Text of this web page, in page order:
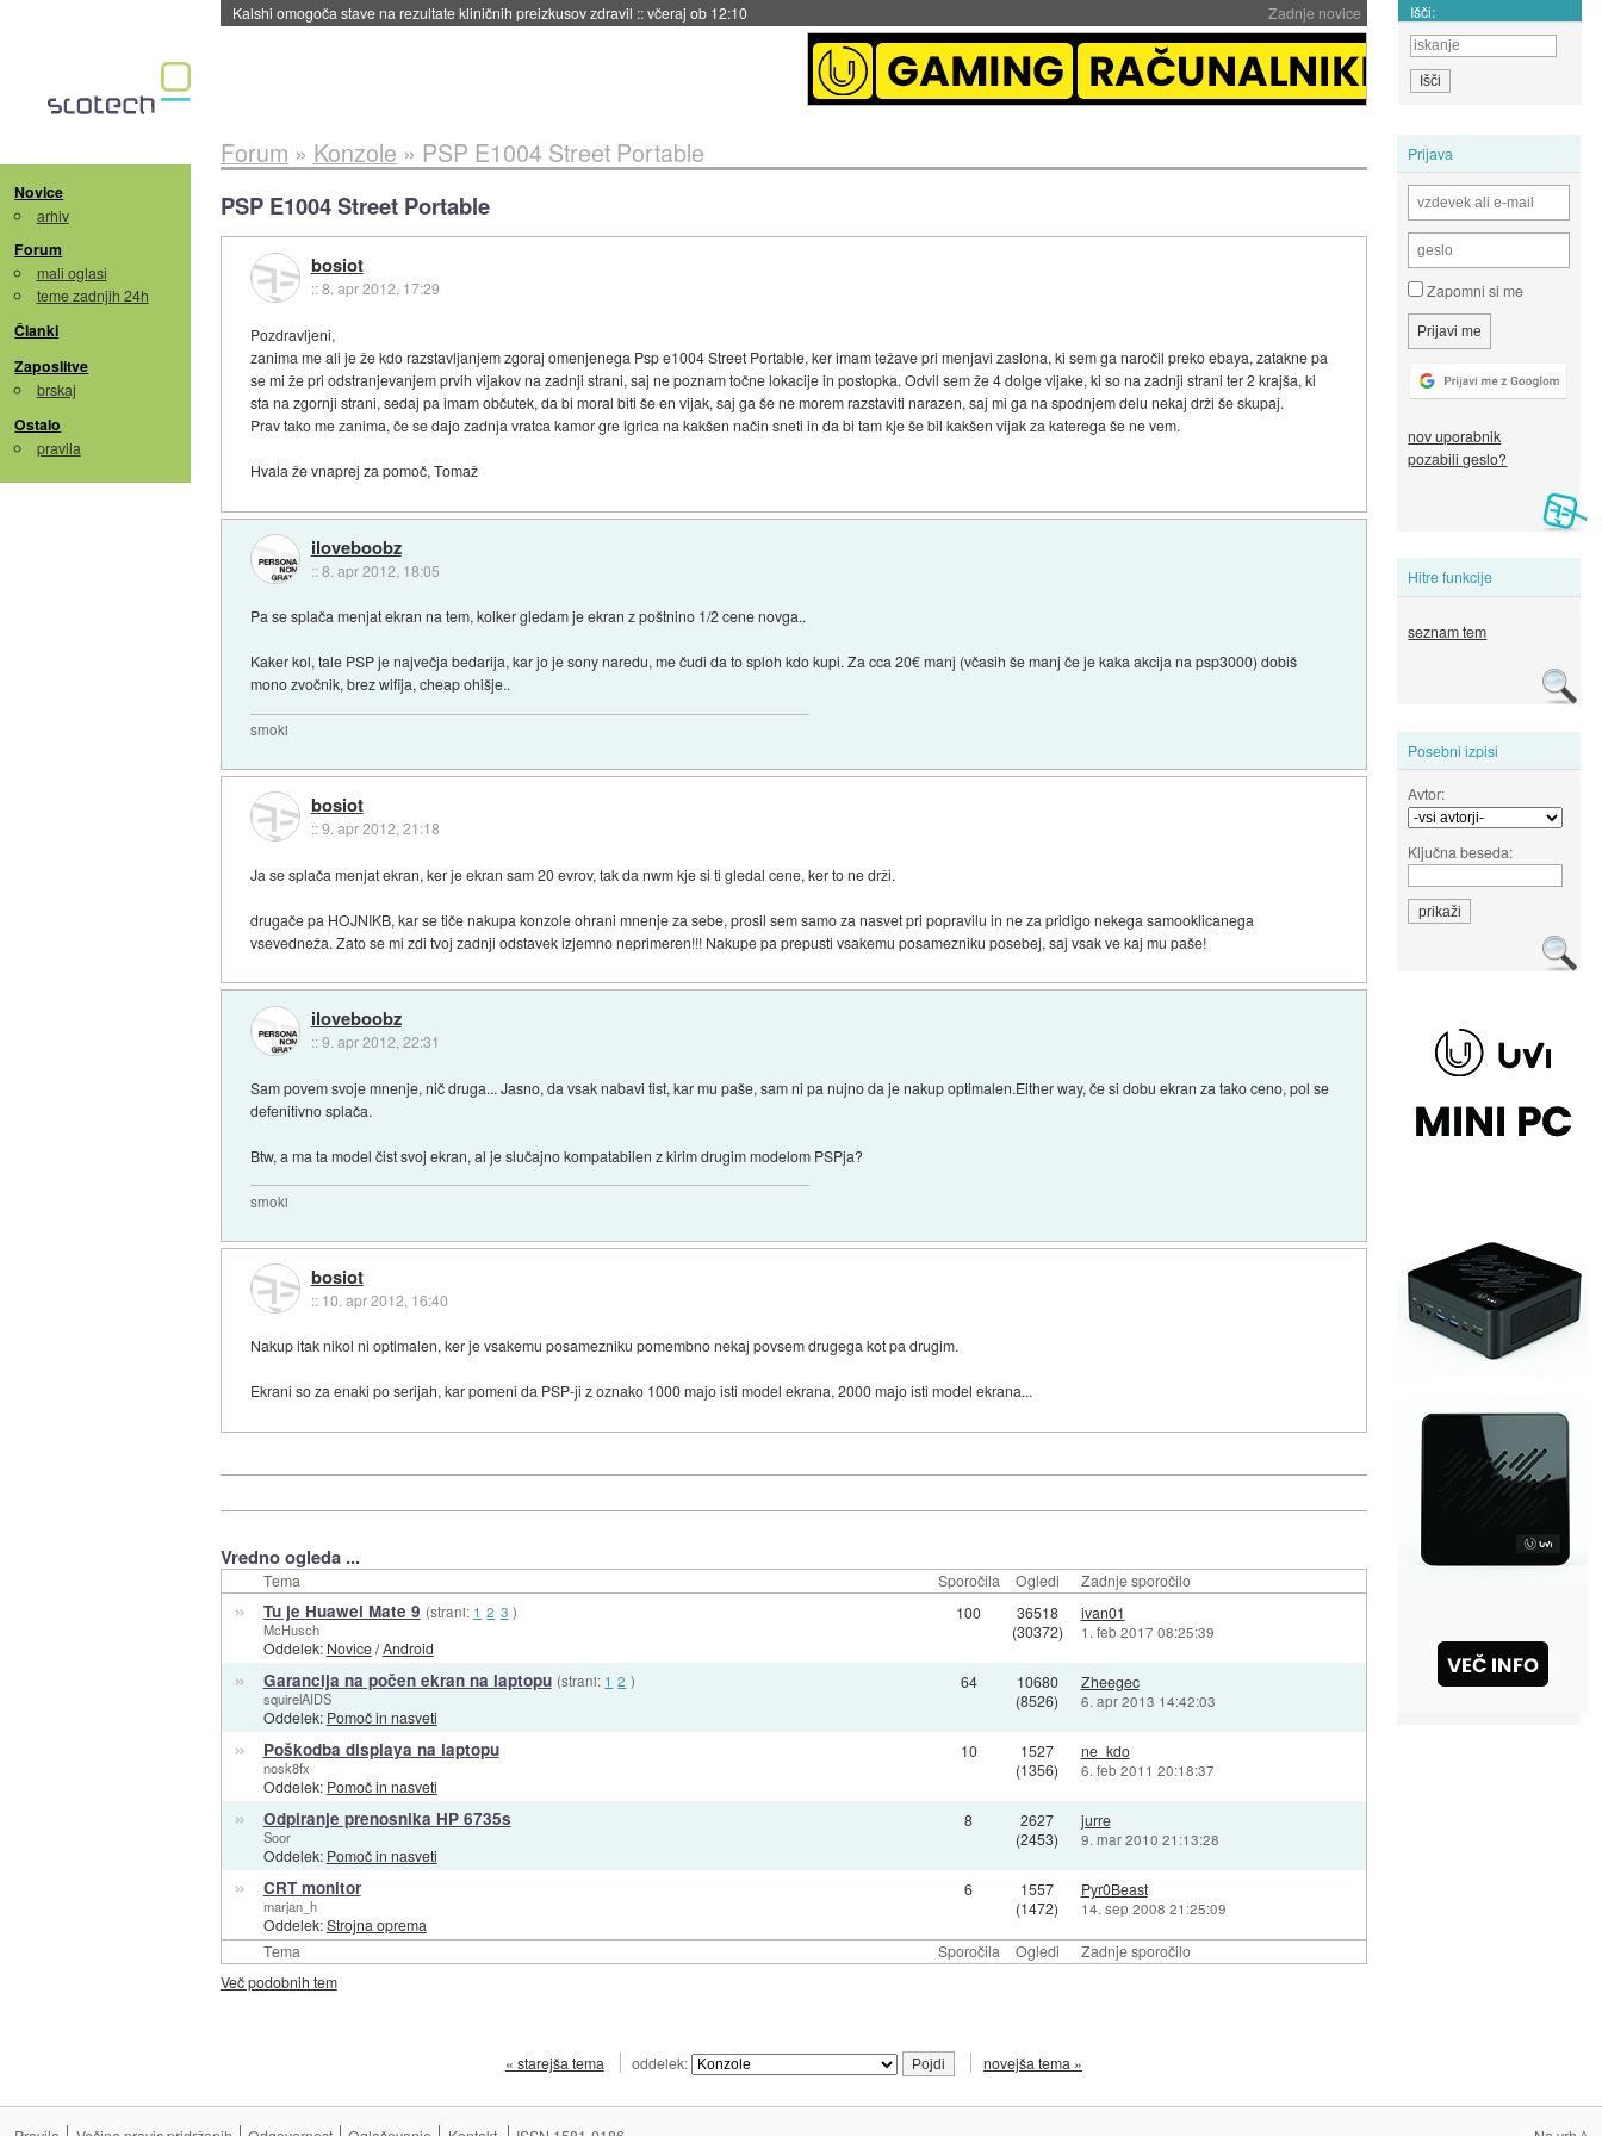
Zadnje novice
Kalshi omogoča stave na rezultate kliničnih preizkusov zdravil ::včeraj ob 12:10 Išči:
Novice
arhiv
Forum
mali oglasi
teme zadnjih 24h
Članki
Zaposlitve
brskaj
Ostalo
pravila
Prijava
Zapomni si me
nov uporabnik
pozabili geslo?
Hitre funkcije
seznam tem
Posebni izpisi
Avtor:
Ključna beseda:
Forum » Konzole » PSP E1004 Street Portable
PSP E1004 Street Portable
bosiot
::8. apr 2012, 17:29
Pozdravljeni,
zanima me ali je že kdo razstavljanjem zgoraj omenjenega Psp e1004 Street Portable, ker imam težave pri menjavi zaslona, ki sem ga naročil preko ebaya, zatakne pa
se mi že pri odstranjevanjem prvih vijakov na zadnji strani, saj ne poznam točne lokacije in postopka. Odvil sem že 4 dolge vijake, ki so na zadnji strani ter 2 krajša, ki
sta na zgornji strani, sedaj pa imam občutek, da bi moral biti še en vijak, saj ga še ne morem razstaviti narazen, saj mi ga na spodnjem delu nekaj drži še skupaj.
Prav tako me zanima, če se dajo zadnja vratca kamor gre igrica na kakšen način sneti in da bi tam kje še bil kakšen vijak za katerega še ne vem.
Hvala že vnaprej za pomoč, Tomaž
iloveboobz
::8. apr 2012, 18:05
Pa se splača menjat ekran na tem, kolker gledam je ekran z poštnino 1/2 cene novga..
Kaker kol, tale PSP je največja bedarija, kar jo je sony naredu, me čudi da to sploh kdo kupi. Za cca 20€ manj (včasih še manj če je kaka akcija na psp3000) dobiš
mono zvočnik, brez wifija, cheap ohišje..
smoki
bosiot
::9. apr 2012, 21:18
Ja se splača menjat ekran, ker je ekran sam 20 evrov, tak da nwm kje si ti gledal cene, ker to ne drži.
drugače pa HOJNIKB, kar se tiče nakupa konzole ohrani mnenje za sebe, prosil sem samo za nasvet pri popravilu in ne za pridigo nekega samooklicanega
vsevedneža. Zato se mi zdi tvoj zadnji odstavek izjemno neprimeren!!! Nakupe pa prepusti vsakemu posamezniku posebej, saj vsak ve kaj mu paše!
iloveboobz
::9. apr 2012, 22:31
Sam povem svoje mnenje, nič druga... Jasno, da vsak nabavi tist, kar mu paše, sam ni pa nujno da je nakup optimalen.Either way, če si dobu ekran za tako ceno, pol se
defenitivno splača.
Btw, a ma ta model čist svoj ekran, al je slučajno kompatabilen z kirim drugim modelom PSPja?
smoki
bosiot
:: 10. apr 2012, 16:40
Nakup itak nikol ni optimalen, ker je vsakemu posamezniku pomembno nekaj povsem drugega kot pa drugim.
Ekrani so za enaki po serijah, kar pomeni da PSP-ji z oznako 1000 majo isti model ekrana, 2000 majo isti model ekrana...
Vredno ogleda ...
Tema Sporočila Ogledi Zadnje sporočilo
Tema Sporočila Ogledi Zadnje sporočilo
» Tu je Huawei Mate 9 (strani: 1 2 3 )
McHusch
Oddelek: Novice/Android
100
36518
(30372)
ivan01
1. feb 2017 08:25:39
» Garancija na počen ekran na laptopu (strani: 1 2 )
squirelAIDS
Oddelek: Pomoč in nasveti
64
10680
(8526)
Zheegec
6. apr 2013 14:42:03
» Poškodba displaya na laptopu
nosk8fx
Oddelek: Pomoč in nasveti
10
1527
(1356)
ne_kdo
6. feb 2011 20:18:37
» Odpiranje prenosnika HP 6735s
Soor
Oddelek: Pomoč in nasveti
8
2627
(2453)
jurre
9. mar 2010 21:13:28
» CRT monitor
marjan_h
Oddelek:Strojna oprema
6
1557
(1472)
Pyr0Beast
14. sep 2008 21:25:09
Več podobnih tem
« starejša tema oddelek: novejša tema »